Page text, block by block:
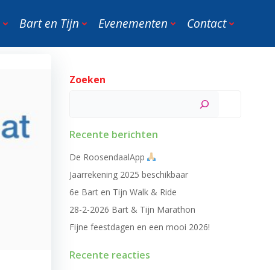
Bart en Tijn Evenementen Contact
Zoeken
Recente berichten
De RoosendaalApp
Jaarrekening 2025 beschikbaar
6e Bart en Tijn Walk & Ride
28-2-2026 Bart & Tijn Marathon
Fijne feestdagen en een mooi 2026!
Recente reacties